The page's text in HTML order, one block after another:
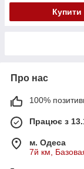
Купити
Про нас
100%
Працює з
м. Одеса
7й км,